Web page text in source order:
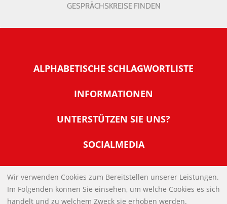
GESPRÄCHSKREISE FINDEN
ALPHABETISCHE SCHLAGWORTLISTE
INFORMATIONEN
Warum NachDenkSeiten
Tipps zur Nutzung der NachDenkSeiten
Banner und E-Mail-Signaturen
Links
Kontakt
UNTERSTÜTZEN SIE UNS?
Werden Sie Fördermitglied
Spenden Sie Online
SOCIALMEDIA
IMPRESSUM
DATENSCHUTZERKLÄRUNG
Wir verwenden Cookies zum Bereitstellen unserer Leistungen.
Im Folgenden können Sie einsehen, um welche Cookies es sich
handelt und zu welchem Zweck sie erhoben werden.